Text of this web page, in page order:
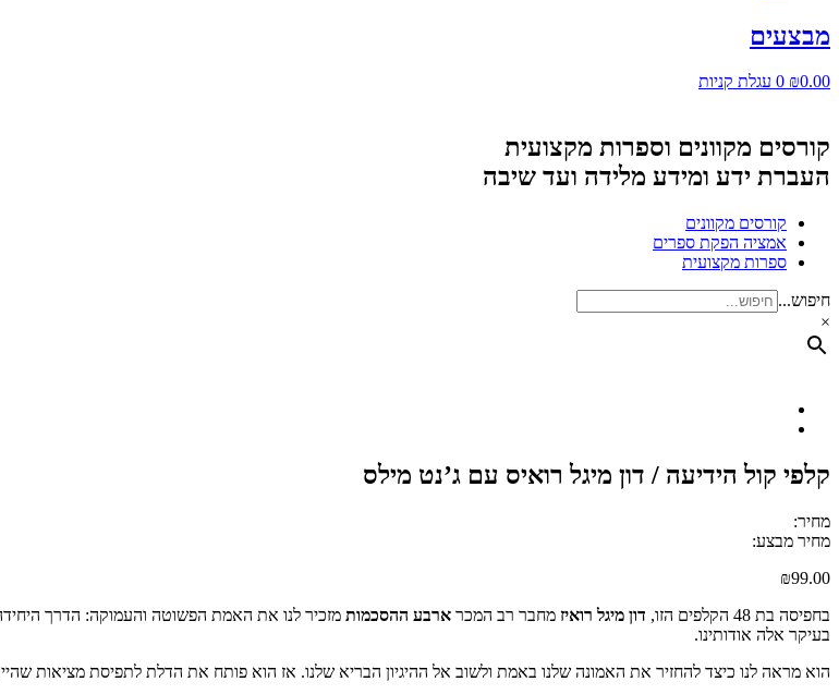
מבצעים
₪0.00
0 עגלת קניות
קורסים מקוונים וספרות מקצועית
העברת ידע ומידע מלידה ועד שיבה
קורסים מקוונים
אמציה הפקת ספרים
ספרות מקצועית
חיפוש...
×
קלפי קול הידיעה / דון מיגל רואיס עם ג’נט מילס
מחיר:
מחיר מבצע:
₪99.00
בחפיסה בת 48 הקלפים הזו,
דון מיגל רואיז מחבר רב המכר ארבע ההסכמות מזכיר לנו את האמת הפשוטה והעמוקה: הדרך
בעיקר אלה אודותינו.
הוא מראה לנו כיצד להחזיר את האמונה שלנו באמת ולשוב אל ההיגיון הבריא שלנו. אז הוא פותח את הדלת לתפיסת מציאות